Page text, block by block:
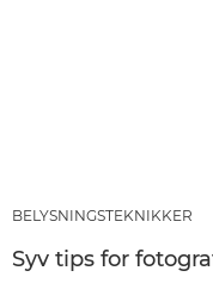
BELYSNINGSTEKNIKKER
Syv tips for